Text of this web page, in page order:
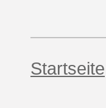
Startseite